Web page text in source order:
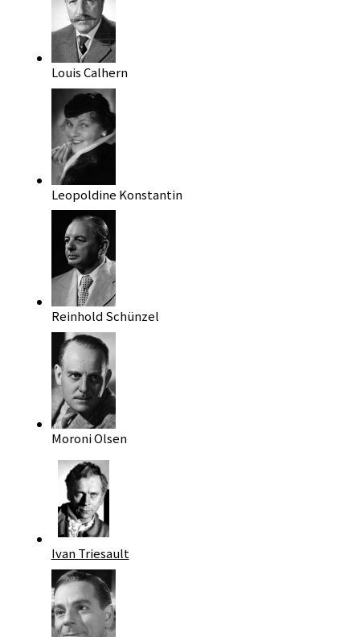
Louis Calhern
Leopoldine Konstantin
Reinhold Schünzel
Moroni Olsen
Ivan Triesault